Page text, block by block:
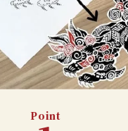
Point